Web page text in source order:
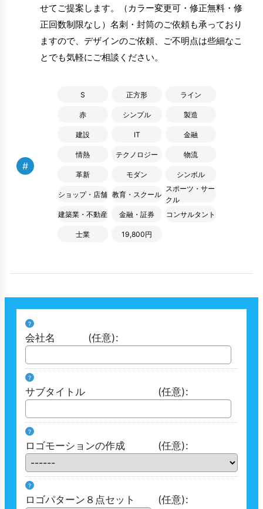
せてご提案します。（カラー変更可・修正無料・修
正回数制限なし）名刺・封筒のご依頼も承っており
ますので、デザインのご依頼、ご不明点は些細なこ
とでも気軽にご相談ください。
#
S 正方形 ライン
赤 シンプル 製造
建設 IT 金融
情熱 テクノロジー 物流
革新 モダン シンボル
ショップ・店舗 教育・スクール
スポーツ・サー
クル
建築業・不動産
金融・証券 コンサルタント
士業 19,800円
?
会社名 (任意):
?
サブタイトル (任意):
?
ロゴモーションの作成 (任意):
?
ロゴパターン８点セット (任意):